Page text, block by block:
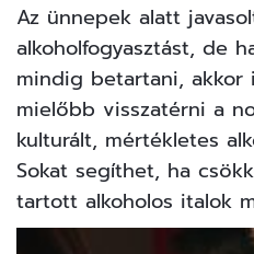
Az ünnepek alatt
alkoholfogyasztást, de
mindig betartani, akkor
mielőbb visszatérni a
kulturált, mértékletes
Sokat segíthet, ha
tartott alkoholos italok